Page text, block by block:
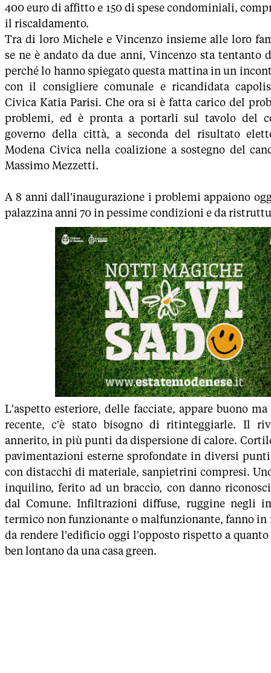
400 euro di affitto e 150 di spese condominiali,
il riscaldamento.
Tra di loro Michele e Vincenzo insieme alle loro
se ne è andato da due anni, Vincenzo sta tentanto
perché lo hanno spiegato questa mattina in un
con il consigliere comunale e ricandidata
Civica Katia Parisi. Che ora si è fatta carico del
problemi, ed è pronta a portarli sul tavolo del
governo della città, a seconda del risultato
Modena Civica nella coalizione a sostegno del
Massimo Mezzetti.
A 8 anni dall'inaugurazione i problemi appaiono
palazzina anni 70 in pessime condizioni e da
L'aspetto esteriore, delle facciate, appare buono
recente, c'è stato bisogno di ritinteggiarle. Il
annerito, in più punti da dispersione di calore.
pavimentazioni esterne sprofondate in diversi
con distacchi di materiale, sanpietrini compresi.
inquilino, ferito ad un braccio, con danno
dal Comune. Infiltrazioni diffuse, ruggine negli
termico non funzionante o malfunzionante, fanno in
da rendere l'edificio oggi l'opposto rispetto a quanto
ben lontano da una casa green.